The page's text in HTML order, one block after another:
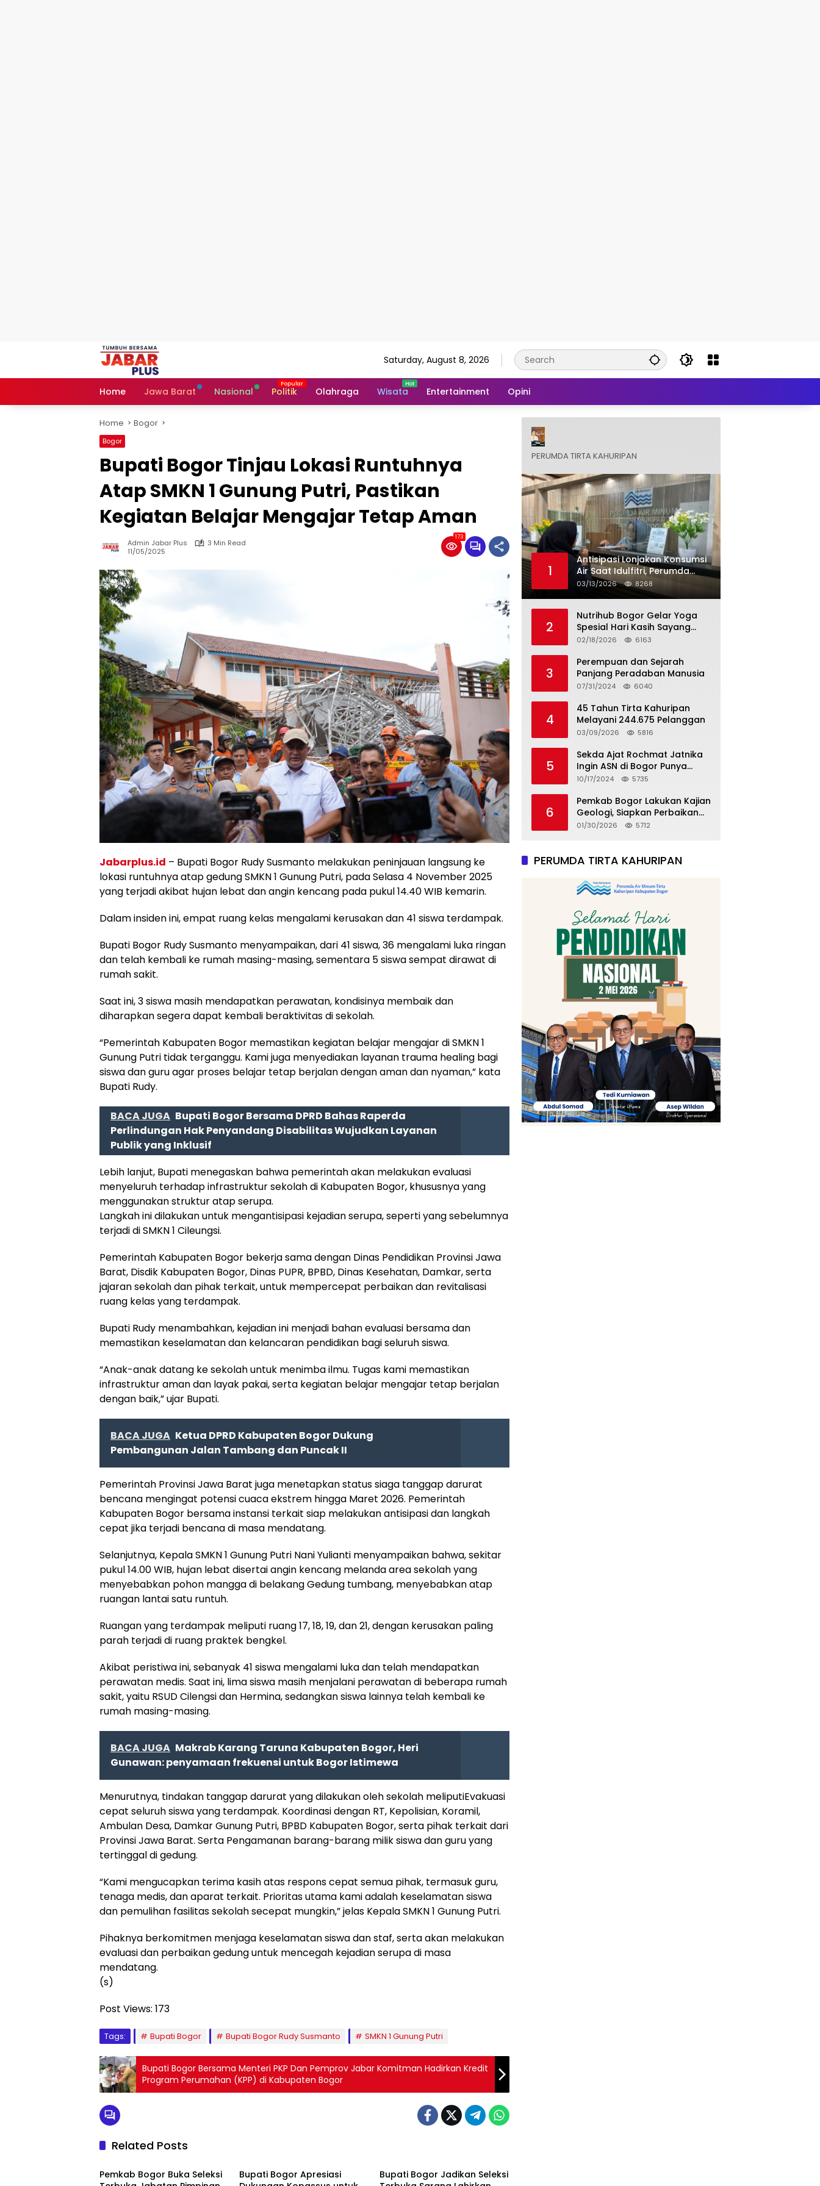
Saturday, August 8, 2026
Home Jawa Barat Nasional Politik Olahraga Wisata Entertainment Opini
Home Bogor
Bogor
Bupati Bogor Tinjau Lokasi Runtuhnya
Atap SMKN 1 Gunung Putri, Pastikan
Kegiatan Belajar Mengajar Tetap Aman
Admin Jabar Plus
3 Min Read
11/05/2025
173
Jabarplus.id – Bupati Bogor Rudy Susmanto melakukan peninjauan langsung ke
lokasi runtuhnya atap gedung SMKN 1 Gunung Putri, pada Selasa 4 November 2025
yang terjadi akibat hujan lebat dan angin kencang pada pukul 14.40 WIB kemarin.
Dalam insiden ini, empat ruang kelas mengalami kerusakan dan 41 siswa terdampak.
Bupati Bogor Rudy Susmanto menyampaikan, dari 41 siswa, 36 mengalami luka ringan
dan telah kembali ke rumah masing-masing, sementara 5 siswa sempat dirawat di
rumah sakit.
Saat ini, 3 siswa masih mendapatkan perawatan, kondisinya membaik dan
diharapkan segera dapat kembali beraktivitas di sekolah.
“Pemerintah Kabupaten Bogor memastikan kegiatan belajar mengajar di SMKN 1
Gunung Putri tidak terganggu. Kami juga menyediakan layanan trauma healing bagi
siswa dan guru agar proses belajar tetap berjalan dengan aman dan nyaman,” kata
Bupati Rudy.
BACA JUGA Bupati Bogor Bersama DPRD Bahas Raperda
Perlindungan Hak Penyandang Disabilitas Wujudkan Layanan
Publik yang Inklusif
Lebih lanjut, Bupati menegaskan bahwa pemerintah akan melakukan evaluasi
menyeluruh terhadap infrastruktur sekolah di Kabupaten Bogor, khususnya yang
menggunakan struktur atap serupa.
Langkah ini dilakukan untuk mengantisipasi kejadian serupa, seperti yang sebelumnya
terjadi di SMKN 1 Cileungsi.
Pemerintah Kabupaten Bogor bekerja sama dengan Dinas Pendidikan Provinsi Jawa
Barat, Disdik Kabupaten Bogor, Dinas PUPR, BPBD, Dinas Kesehatan, Damkar, serta
jajaran sekolah dan pihak terkait, untuk mempercepat perbaikan dan revitalisasi
ruang kelas yang terdampak.
Bupati Rudy menambahkan, kejadian ini menjadi bahan evaluasi bersama dan
memastikan keselamatan dan kelancaran pendidikan bagi seluruh siswa.
“Anak-anak datang ke sekolah untuk menimba ilmu. Tugas kami memastikan
infrastruktur aman dan layak pakai, serta kegiatan belajar mengajar tetap berjalan
dengan baik,” ujar Bupati.
BACA JUGA Ketua DPRD Kabupaten Bogor Dukung
Pembangunan Jalan Tambang dan Puncak II
Pemerintah Provinsi Jawa Barat juga menetapkan status siaga tanggap darurat
bencana mengingat potensi cuaca ekstrem hingga Maret 2026. Pemerintah
Kabupaten Bogor bersama instansi terkait siap melakukan antisipasi dan langkah
cepat jika terjadi bencana di masa mendatang.
Selanjutnya, Kepala SMKN 1 Gunung Putri Nani Yulianti menyampaikan bahwa, sekitar
pukul 14.00 WIB, hujan lebat disertai angin kencang melanda area sekolah yang
menyebabkan pohon mangga di belakang Gedung tumbang, menyebabkan atap
ruangan lantai satu runtuh.
Ruangan yang terdampak meliputi ruang 17, 18, 19, dan 21, dengan kerusakan paling
parah terjadi di ruang praktek bengkel.
Akibat peristiwa ini, sebanyak 41 siswa mengalami luka dan telah mendapatkan
perawatan medis. Saat ini, lima siswa masih menjalani perawatan di beberapa rumah
sakit, yaitu RSUD Cilengsi dan Hermina, sedangkan siswa lainnya telah kembali ke
rumah masing-masing.
BACA JUGA Makrab Karang Taruna Kabupaten Bogor, Heri
Gunawan: penyamaan frekuensi untuk Bogor Istimewa
Menurutnya, tindakan tanggap darurat yang dilakukan oleh sekolah meliputiEvakuasi
cepat seluruh siswa yang terdampak. Koordinasi dengan RT, Kepolisian, Koramil,
Ambulan Desa, Damkar Gunung Putri, BPBD Kabupaten Bogor, serta pihak terkait dari
Provinsi Jawa Barat. Serta Pengamanan barang-barang milik siswa dan guru yang
tertinggal di gedung.
“Kami mengucapkan terima kasih atas respons cepat semua pihak, termasuk guru,
tenaga medis, dan aparat terkait. Prioritas utama kami adalah keselamatan siswa
dan pemulihan fasilitas sekolah secepat mungkin,” jelas Kepala SMKN 1 Gunung Putri.
Pihaknya berkomitmen menjaga keselamatan siswa dan staf, serta akan melakukan
evaluasi dan perbaikan gedung untuk mencegah kejadian serupa di masa
mendatang.
(s)
Post Views: 173
Tags: Bupati Bogor Bupati Bogor Rudy Susmanto SMKN 1 Gunung Putri
Bupati Bogor Bersama Menteri PKP Dan Pemprov Jabar Komitman Hadirkan Kredit
Program Perumahan (KPP) di Kabupaten Bogor
Related Posts
Bogor
Pemkab Bogor Buka Seleksi
Bupati Bogor Apresiasi
Bupati Bogor Jadikan Seleksi
PERUMDA TIRTA KAHURIPAN
1
Antisipasi Lonjakan Konsumsi
Air Saat Idulfitri, Perumda
Tirta Kahuripan Berlakukan
Status Siaga Lebaran
03/13/2026 8268
2
Nutrihub Bogor Gelar Yoga
Spesial Hari Kasih Sayang
Sekaligus Luncurkan
Golden Ube
02/18/2026 6163
3
Perempuan dan Sejarah
Panjang Peradaban Manusia
07/31/2024 6040
4
45 Tahun Tirta Kahuripan
Melayani 244.675 Pelanggan
03/09/2026 5816
5
Sekda Ajat Rochmat Jatnika
Ingin ASN di Bogor Punya
Kualitas
10/17/2024 5735
6
Pemkab Bogor Lakukan Kajian
Geologi, Siapkan Perbaikan
Rumah Korban Pergeseran
01/30/2026 5712
PERUMDA TIRTA KAHURIPAN